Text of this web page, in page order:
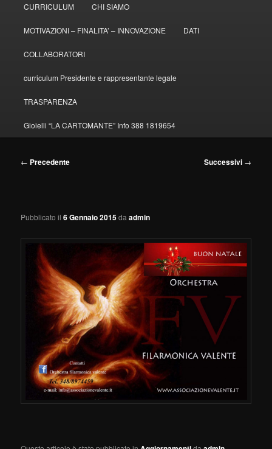
CURRICULUM CHI SIAMO
MOTIVAZIONI – FINALITA’ – INNOVAZIONE DATI
COLLABORATORI
curriculum Presidente e rappresentante legale
TRASPARENZA
Gioielli “LA CARTOMANTE” Info 388 1819654
Navigazione
← Precedente Successivi →
Pubblicato il6 Gennaio 2015daadmin